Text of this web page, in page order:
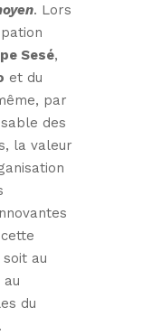
. Lors
Sesé,
et du
par
des
la valeur
au
du